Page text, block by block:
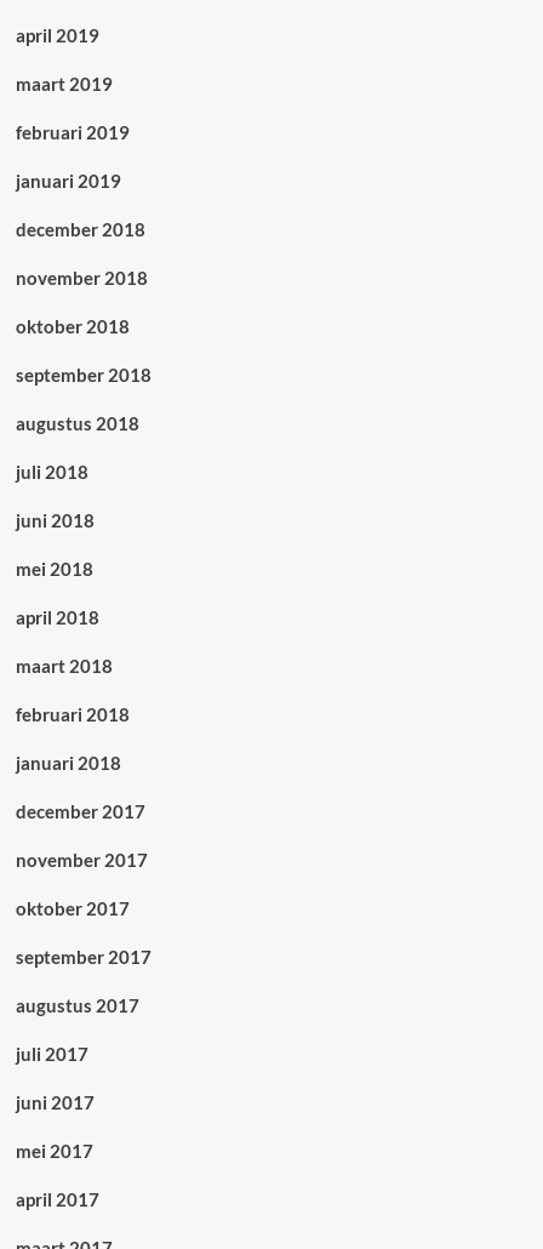
april 2019
maart 2019
februari 2019
januari 2019
december 2018
november 2018
oktober 2018
september 2018
augustus 2018
juli 2018
juni 2018
mei 2018
april 2018
maart 2018
februari 2018
januari 2018
december 2017
november 2017
oktober 2017
september 2017
augustus 2017
juli 2017
juni 2017
mei 2017
april 2017